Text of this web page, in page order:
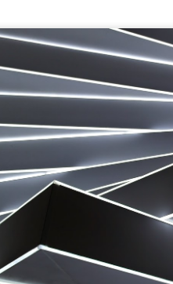
Facebook:
Postado há
Marcadores:
Gráfico
Olá